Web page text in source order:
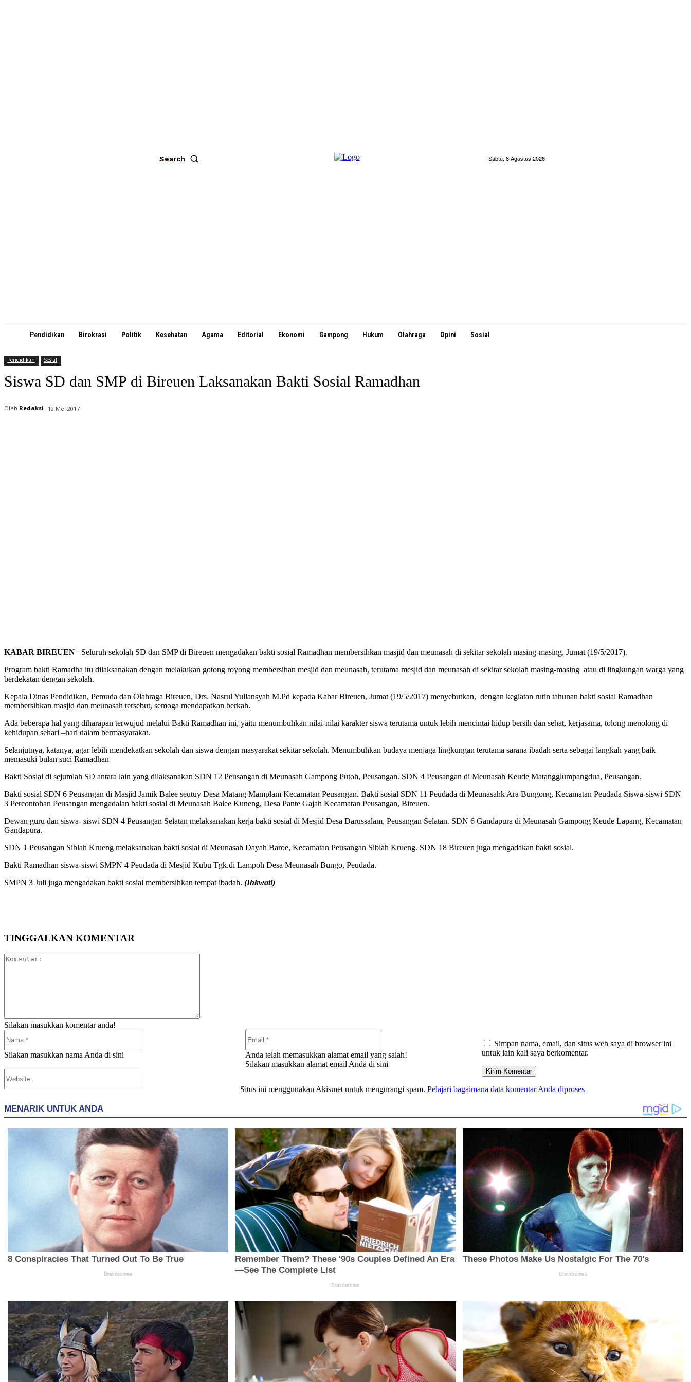
Search Sabtu, 8 Agustus 2026
Pendidikan Birokrasi Politik Kesehatan Agama Editorial Ekonomi Gampong Hukum Olahraga Opini Sosial
Pendidikan Sosial
Siswa SD dan SMP di Bireuen Laksanakan Bakti Sosial Ramadhan
Oleh Redaksi 19 Mei 2017
KABAR BIREUEN– Seluruh sekolah SD dan SMP di Bireuen mengadakan bakti sosial Ramadhan membersihkan masjid dan meunasah di sekitar sekolah masing-masing, Jumat (19/5/2017).
Program bakti Ramadha itu dilaksanakan dengan melakukan gotong royong membersihan mesjid dan meunasah, terutama mesjid dan meunasah di sekitar sekolah masing-masing atau di lingkungan warga yang
berdekatan dengan sekolah.
Kepala Dinas Pendidikan, Pemuda dan Olahraga Bireuen, Drs. Nasrul Yuliansyah M.Pd kepada Kabar Bireuen, Jumat (19/5/2017) menyebutkan, dengan kegiatan rutin tahunan bakti sosial Ramadhan
membersihkan masjid dan meunasah tersebut, semoga mendapatkan berkah.
Ada beberapa hal yang diharapan terwujud melalui Bakti Ramadhan ini, yaitu menumbuhkan nilai-nilai karakter siswa terutama untuk lebih mencintai hidup bersih dan sehat, kerjasama, tolong menolong di
kehidupan sehari –hari dalam bermasyarakat.
Selanjutnya, katanya, agar lebih mendekatkan sekolah dan siswa dengan masyarakat sekitar sekolah. Menumbuhkan budaya menjaga lingkungan terutama sarana ibadah serta sebagai langkah yang baik
memasuki bulan suci Ramadhan
Bakti Sosial di sejumlah SD antara lain yang dilaksanakan SDN 12 Peusangan di Meunasah Gampong Putoh, Peusangan. SDN 4 Peusangan di Meunasah Keude Matangglumpangdua, Peusangan.
Bakti sosial SDN 6 Peusangan di Masjid Jamik Balee seutuy Desa Matang Mamplam Kecamatan Peusangan. Bakti sosial SDN 11 Peudada di Meunasahk Ara Bungong, Kecamatan Peudada Siswa-siswi SDN
3 Percontohan Peusangan mengadalan bakti sosial di Meunasah Balee Kuneng, Desa Pante Gajah Kecamatan Peusangan, Bireuen.
Dewan guru dan siswa- siswi SDN 4 Peusangan Selatan melaksanakan kerja bakti sosial di Mesjid Desa Darussalam, Peusangan Selatan. SDN 6 Gandapura di Meunasah Gampong Keude Lapang, Kecamatan
Gandapura.
SDN 1 Peusangan Siblah Krueng melaksanakan bakti sosial di Meunasah Dayah Baroe, Kecamatan Peusangan Siblah Krueng. SDN 18 Bireuen juga mengadakan bakti sosial.
Bakti Ramadhan siswa-siswi SMPN 4 Peudada di Mesjid Kubu Tgk.di Lampoh Desa Meunasah Bungo, Peudada.
SMPN 3 Juli juga mengadakan bakti sosial membersihkan tempat ibadah. (Ihkwati)
TINGGALKAN KOMENTAR
Silakan masukkan komentar anda!
Silakan masukkan nama Anda di sini
Anda telah memasukkan alamat email yang salah!
Silakan masukkan alamat email Anda di sini
Simpan nama, email, dan situs web saya di browser ini
untuk lain kali saya berkomentar.
Situs ini menggunakan Akismet untuk mengurangi spam.Pelajari bagaimana data komentar Anda diproses